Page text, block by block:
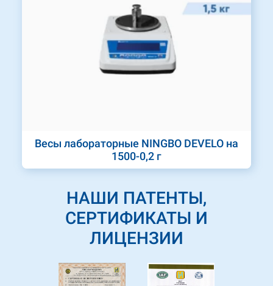
Весы лабораторные NINGBO DEVELO на
1500-0,2 г
НАШИ ПАТЕНТЫ,
СЕРТИФИКАТЫ И
ЛИЦЕНЗИИ